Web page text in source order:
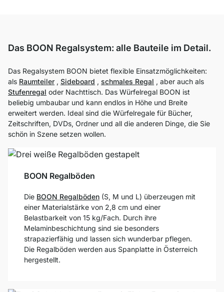
Das BOON Regalsystem: alle Bauteile im Detail.
Das Regalsystem BOON bietet flexible Einsatzmöglichkeiten:
als Raumteiler , Sideboard , schmales Regal , aber auch als
Stufenregal oder Nachttisch. Das Würfelregal BOON ist
beliebig umbaubar und kann endlos in Höhe und Breite
erweitert werden. Ideal sind die Würfelregale für Bücher,
Zeitschriften, DVDs, Ordner und all die anderen Dinge, die Sie
schön in Szene setzen wollen.
BOON Regalböden
Die BOON Regalböden (S, M und L) überzeugen mit
einer Materialstärke von 2,8 cm und einer
Belastbarkeit von 15 kg/Fach. Durch ihre
Melaminbeschichtung sind sie besonders
strapazierfähig und lassen sich wunderbar pflegen.
Die Regalböden werden aus Spanplatte in Österreich
hergestellt.